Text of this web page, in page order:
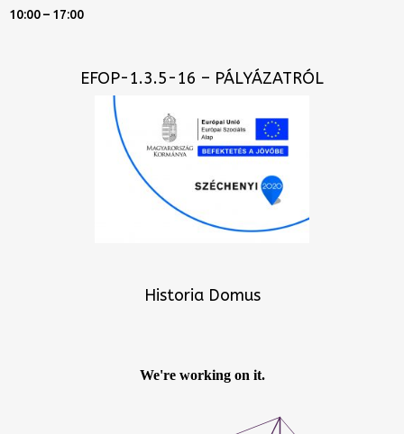
10:00 – 17:00
EFOP-1.3.5-16 – PÁLYÁZATRÓL
Historia Domus